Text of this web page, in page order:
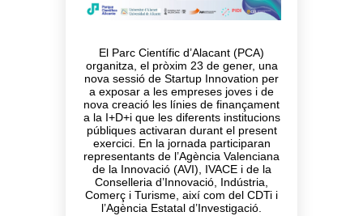
El Parc Científic d’Alacant (PCA)
organitza, el pròxim 23 de gener, una
nova sessió de Startup Innovation per
a exposar a les empreses joves i de
nova creació les línies de finançament
a la I+D+i que les diferents institucions
públiques activaran durant el present
exercici. En la jornada participaran
representants de l’Agència Valenciana
de la Innovació (AVI), IVACE i de la
Conselleria d’Innovació, Indústria,
Comerç i Turisme, així com del CDTi i
l’Agència Estatal d’Investigació.